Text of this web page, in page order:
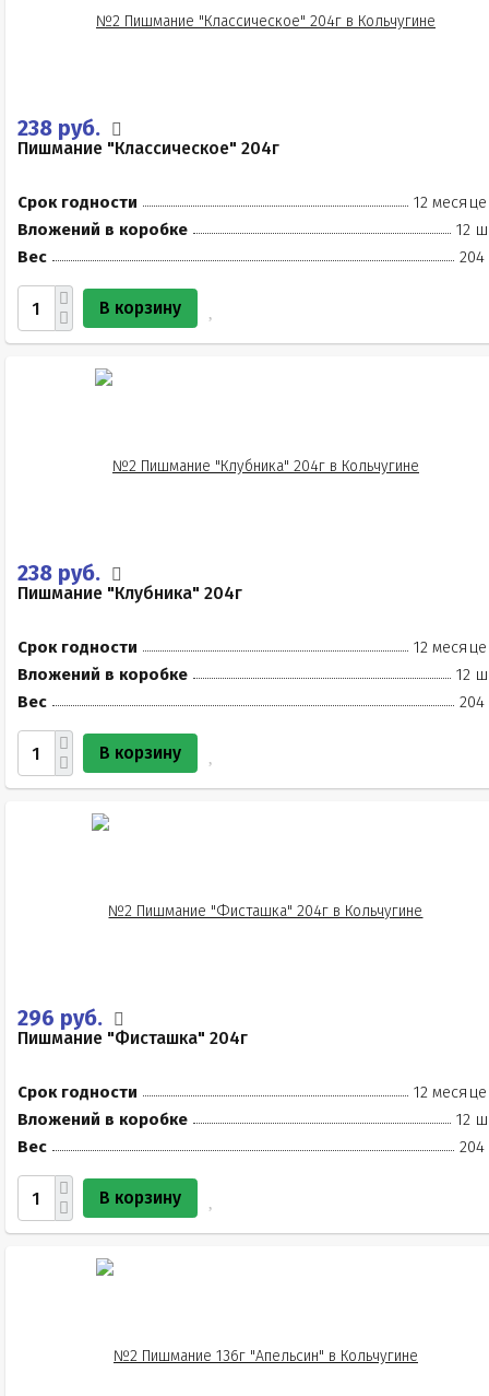
238 руб.
Пишмание "Классическое" 204г
Срок годности
12
Вложений в коробке
12
Вес
204
В корзину
238 руб.
Пишмание "Клубника" 204г
Срок годности
12
Вложений в коробке
12
Вес
204
В корзину
296 руб.
Пишмание "Фисташка" 204г
Срок годности
12
Вложений в коробке
12
Вес
204
В корзину